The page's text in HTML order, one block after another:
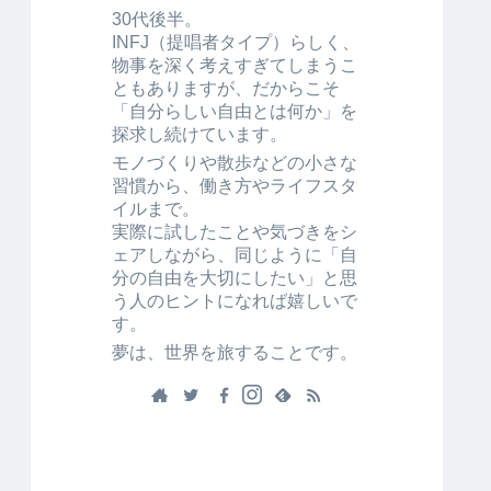
30代後半。
INFJ（提唱者タイプ）らしく、
物事を深く考えすぎてしまうこ
ともありますが、だからこそ
「自分らしい自由とは何か」を
探求し続けています。
モノづくりや散歩などの小さな
習慣から、働き方やライフスタ
イルまで。
実際に試したことや気づきをシ
ェアしながら、同じように「自
分の自由を大切にしたい」と思
う人のヒントになれば嬉しいで
す。
夢は、世界を旅することです。